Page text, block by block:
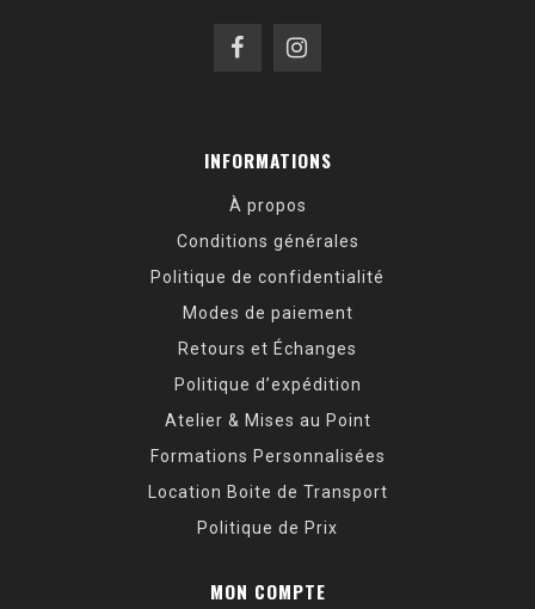
INFORMATIONS
À propos
Conditions générales
Politique de confidentialité
Modes de paiement
Retours et Échanges
Politique d’expédition
Atelier & Mises au Point
Formations Personnalisées
Location Boite de Transport
Politique de Prix
MON COMPTE